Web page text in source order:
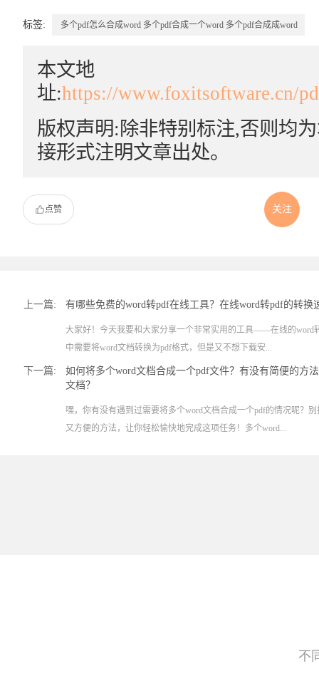
标签: 多个pdf怎么合成word 多个pdf合成一个word 多个pdf合成成word
本文地
址:https://www.foxitsoftware.cn/
版权声明:除非特别标注,否则均
接形式注明文章出处。
点赞 关注
上一篇: 有哪些免费的word转pdf在线工具？在线word转pdf的转换
大家好！今天我要和大家分享一个非常实用的工具——在线的word
中需要将word文档转换为pdf格式，但是又不想下载安...
下一篇:
如何将多个word文档合成一个pdf文件？有没有简便的方
文档？
嘿，你有没有遇到过需要将多个word文档合成一个pdf的情况呢？
又方便的方法，让你轻松愉快地完成这项任务！多个word...
不